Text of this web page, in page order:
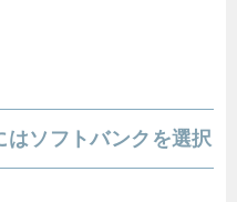
はソフトバンクを選択